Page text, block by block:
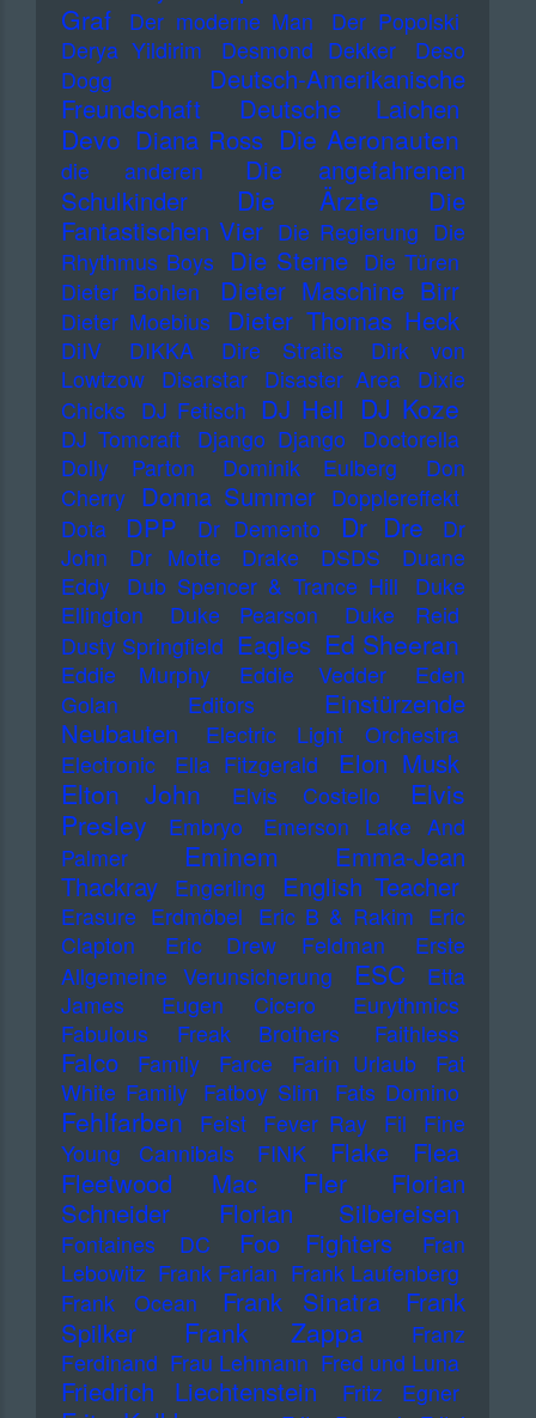
Graf
Der moderne Man
Der Popolski
Derya Yildirim
Desmond Dekker
Deso
Dogg
Deutsch-Amerikanische
Freundschaft
Deutsche Laichen
Devo Diana Ross Die Aeronauten
die anderen
Die angefahrenen
Schulkinder
Die Ärzte
Die
Fantastischen Vier Die Regierung Die
Rhythmus Boys Die Sterne Die Türen
Dieter Bohlen
Dieter Maschine Birr
Dieter Moebius Dieter Thomas Heck
DiIV DIKKA Dire Straits
Dirk von
Lowtzow
Disarstar Disaster Area
Dixie
Chicks DJ Fetisch DJ Hell DJ Koze
DJ Tomcraft Django Django
Doctorella
Dolly Parton
Dominik Eulberg
Don
Cherry Donna Summer Dopplereffekt
Dota
DPP Dr Demento Dr Dre
Dr
John
Dr Motte Drake DSDS
Duane
Eddy
Dub Spencer & Trance Hill
Duke
Ellington
Duke Pearson
Duke Reid
Dusty Springfield Eagles Ed Sheeran
Eddie Murphy Eddie Vedder
Eden
Golan
Editors
Einstürzende
Neubauten
Electric Light Orchestra
Electronic
Ella Fitzgerald Elon Musk
Elton John Elvis Costello
Elvis
Presley
Embryo
Emerson Lake And
Palmer
Eminem
Emma-Jean
Thackray
Engerling English Teacher
Erasure Erdmöbel Eric B & Rakim Eric
Clapton
Eric Drew Feldman
Erste
Allgemeine Verunsicherung
ESC
Etta
James
Eugen Cicero
Eurythmics
Fabulous Freak Brothers
Faithless
Falco Family Farce Farin Urlaub
Fat
White Family Fatboy Slim Fats Domino
Fehlfarben Feist Fever Ray Fil
Fine
Young Cannibals
FINK Flake
Flea
Fleetwood Mac
Fler
Florian
Schneider
Florian Silbereisen
Fontaines DC Foo Fighters
Fran
Lebowitz Frank Farian Frank Laufenberg
Frank Ocean
Frank Sinatra
Frank
Spilker
Frank Zappa
Franz
Ferdinand Frau Lehmann Fred und Luna
Friedrich Liechtenstein Fritz Egner